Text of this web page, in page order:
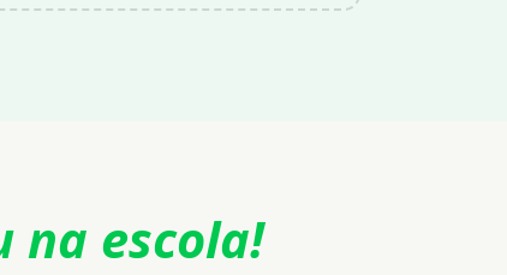
na escola!